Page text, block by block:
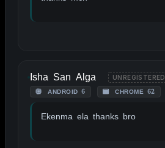
Isha San Alga UNREGISTERED
ANDROID 6 CHROME 62
Ekenma ela thanks bro